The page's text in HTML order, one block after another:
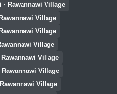
· Rawannawi Village
Village
Village
Village
Rawannawi Village
Rawannawi Village
Village